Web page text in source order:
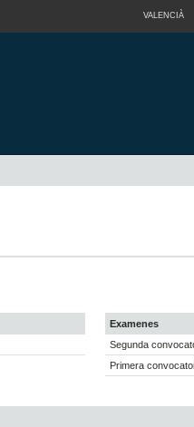
VALENCIÀ
Examenes
Segunda
Primera